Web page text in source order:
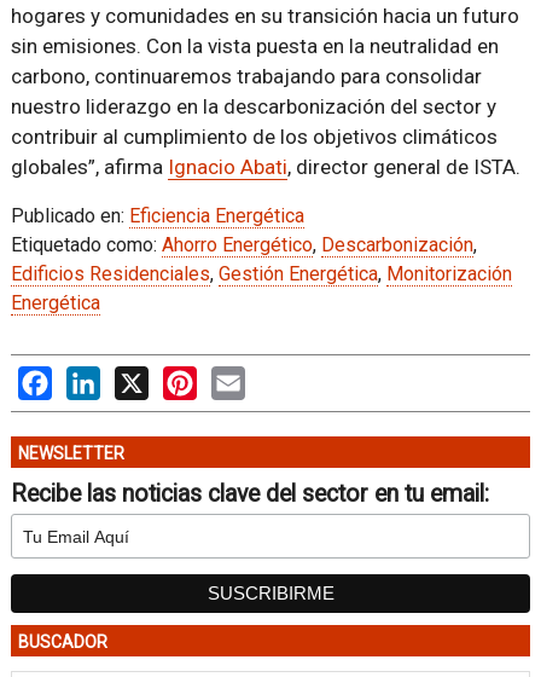
hogares y comunidades en su transición hacia un futuro
sin emisiones. Con la vista puesta en la neutralidad en
carbono, continuaremos trabajando para consolidar
nuestro liderazgo en la descarbonización del sector y
contribuir al cumplimiento de los objetivos climáticos
globales”, afirma Ignacio Abati, director general de ISTA.
Publicado en: Eficiencia Energética
Etiquetado como: Ahorro Energético, Descarbonización,
Edificios Residenciales, Gestión Energética, Monitorización
Energética
FacebookLinkedIn Pinterest
NEWSLETTER
Recibe las noticias clave del sector en tu email:
BUSCADOR